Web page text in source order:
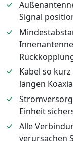
Signal
Kabel so
langen
Einheit
Alle
verursachen